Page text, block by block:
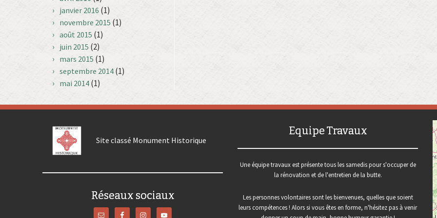
janvier 2016 (1)
novembre 2015 (1)
août 2015 (1)
juin 2015 (2)
mars 2015 (1)
septembre 2014 (1)
mai 2014 (1)
Site classé Monument Historique
Réseaux sociaux
Equipe Travaux
Une équipe travaux est présente tous les samedis pour s'occuper de
la rénovation et de l'entretien de la butte.
Les personnes volontaires sont les bienvenues, quelles que soient
leurs compétences ! Alors si vous êtes en forme, n'hésitez pas à venir